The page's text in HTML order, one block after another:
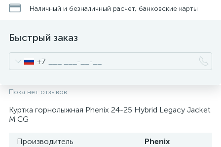
Наличный и безналичный расчет, банковские карты
Быстрый заказ
+7
Пока нет отзывов
Куртка горнолыжная Phenix 24-25 Hybrid Legacy Jacket
M CG
Производитель Phenix